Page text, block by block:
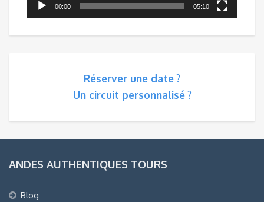
00:00 05:10
Réserver une date?
Un circuit personnalisé?
ANDES AUTHENTIQUES TOURS
Blog